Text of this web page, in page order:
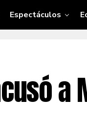
Espectáculos
a